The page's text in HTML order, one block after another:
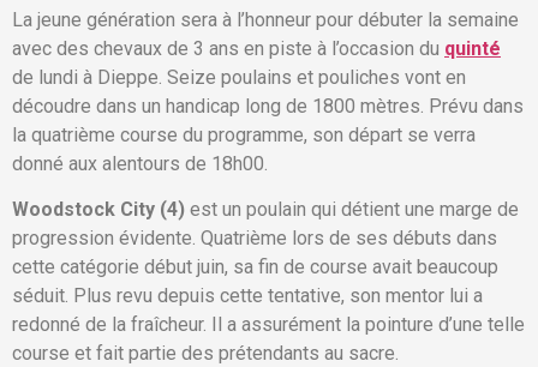
La jeune génération sera à l’honneur pour débuter la semaine
avec des chevaux de 3 ans en piste à l’occasion du quinté
de lundi à Dieppe. Seize poulains et pouliches vont en
découdre dans un handicap long de 1800 mètres. Prévu dans
la quatrième course du programme, son départ se verra
donné aux alentours de 18h00.
Woodstock City (4) est un poulain qui détient une marge de
progression évidente. Quatrième lors de ses débuts dans
cette catégorie début juin, sa fin de course avait beaucoup
séduit. Plus revu depuis cette tentative, son mentor lui a
redonné de la fraîcheur. Il a assurément la pointure d’une telle
course et fait partie des prétendants au sacre.